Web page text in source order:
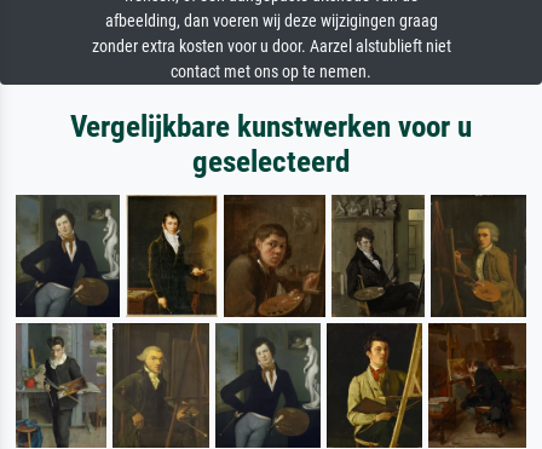
afbeelding, dan voeren wij deze wijzigingen graag
zonder extra kosten voor u door. Aarzel alstublieft niet
contact met ons op te nemen.
Vergelijkbare kunstwerken voor u
geselecteerd